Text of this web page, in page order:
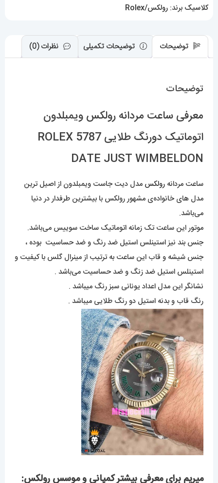
DATE
WIMBELDON
عدد
کلاسیک برند: رولکس/Rolex
توضیحات توضیحات تکمیلی نظرات (0)
توضیحات
معرفی ساعت مردانه رولکس ویمبلدون
اتوماتیک دورنگ طلایی 5787 ROLEX
DATE JUST WIMBELDON
ساعت مردانه رولکس مدل دیت جاست ویمبلدون از اصیل ترین
مدل های خانواده‌ی مشهور رولکس با بیشترین طرفدار در دنیا
می‌باشد.
موتور این ساعت تک زمانه اتوماتیک ساخت سوییس می‌باشد.
جنس بند نیز استینلس استیل ضد رنگ و ضد حساسیت بوده ،
جنس شیشه و قاب این ساعت به ترتیب از مینرال گلس با کیفیت و
استینلس استیل ضد زنگ و ضد حساسیت می‌باشد .
نشانگر این مدل اعداد یونانی سبز رنگ میباشد .
رنگ قاب و بدنه استیل دو رنگ طلایی میباشد .
میریم برای معرفی بیشتر کمپانی و موسس رولکس: